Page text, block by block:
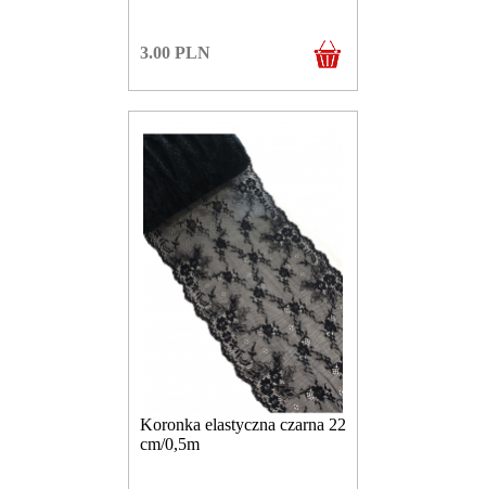
3.00 PLN
Koronka elastyczna czarna 22
cm/0,5m